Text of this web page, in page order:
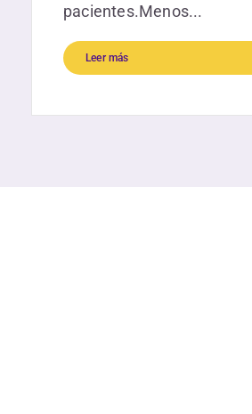
pacientes.Menos...
Leer más